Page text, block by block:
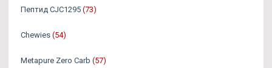
Пептид CJC1295 (73)
Chewies (54)
Metapure Zero Carb (57)